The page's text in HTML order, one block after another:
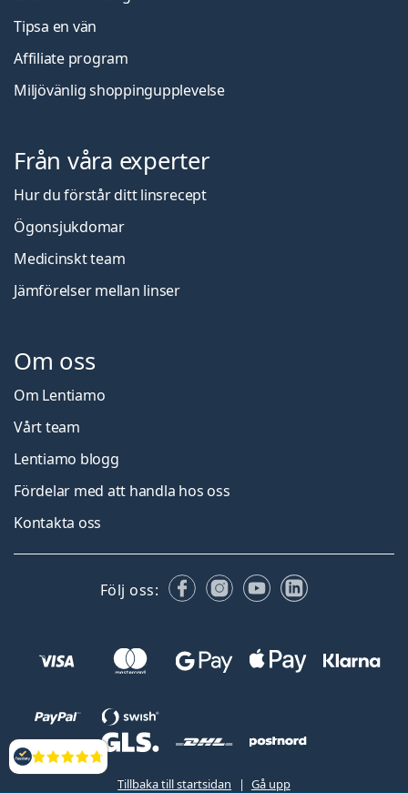
Recensioner
Tipsa en vän
Affiliate program
Miljövänlig shoppingupplevelse
Från våra experter
Hur du förstår ditt linsrecept
Ögonsjukdomar
Medicinskt team
Jämförelser mellan linser
Om oss
Om Lentiamo
Vårt team
Lentiamo blogg
Fördelar med att handla hos oss
Kontakta oss
Följ oss: FacebookInstagram
YouTubeLinkedIn
Tillbaka till startsidan Gå upp